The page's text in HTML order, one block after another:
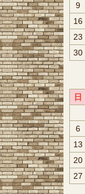
9
16
23
30
日
6
13
20
27